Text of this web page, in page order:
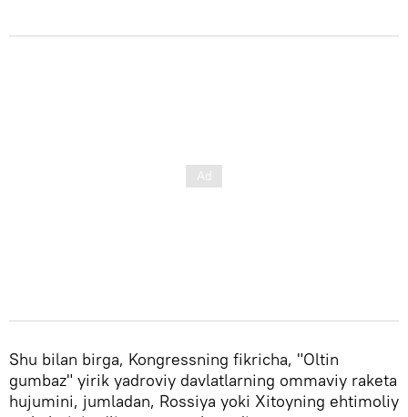
Shu bilan birga, Kongressning fikricha, "Oltin
gumbaz" yirik yadroviy davlatlarning ommaviy raketa
hujumini, jumladan, Rossiya yoki Xitoyning ehtimoliy